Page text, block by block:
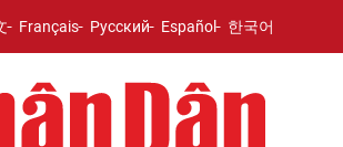
Français Русский Español 한국어